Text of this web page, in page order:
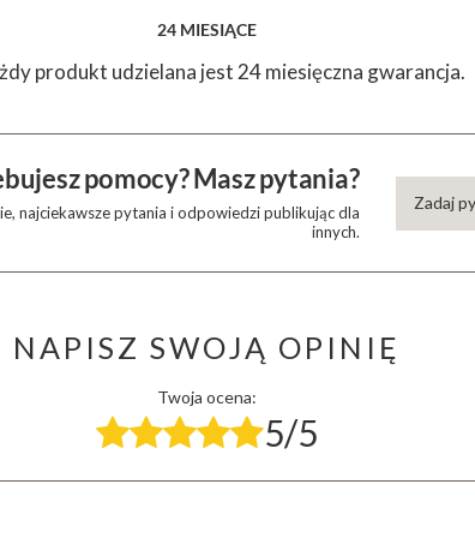
24 MIESIĄCE
produkt udzielana jest 24 miesięczna gwarancja.
pomocy? Masz pytania?
najciekawsze pytania i odpowiedzi publikując dla
innych.
Zadaj
NAPISZ SWOJĄ OPINIĘ
Twoja ocena:
5/5